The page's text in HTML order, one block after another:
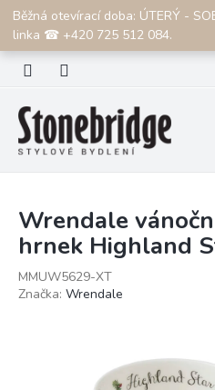
Přejít
obsah
Běžná otevírací doba: ÚTERÝ -
linka ☎ +420 725 512 084.
CZK
Wrendale
hrnek Highland
MMUW5629-XT
Značka: Wrendale